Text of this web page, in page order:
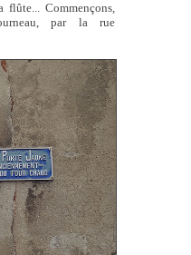
Commençons,
par la rue